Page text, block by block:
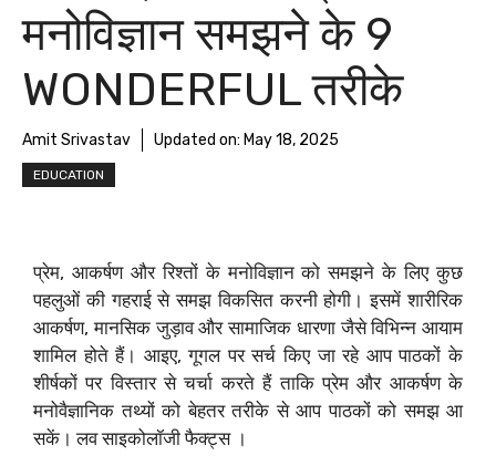
मनोविज्ञान समझने के 9
WONDERFUL तरीके
Amit Srivastav Updated on: May 18, 2025
EDUCATION
प्रेम, आकर्षण और रिश्तों के मनोविज्ञान को समझने के लिए कुछ
पहलुओं की गहराई से समझ विकसित करनी होगी। इसमें शारीरिक
आकर्षण, मानसिक जुड़ाव और सामाजिक धारणा जैसे विभिन्न आयाम
शामिल होते हैं। आइए, गूगल पर सर्च किए जा रहे आप पाठकों के
शीर्षकों पर विस्तार से चर्चा करते हैं ताकि प्रेम और आकर्षण के
मनोवैज्ञानिक तथ्यों को बेहतर तरीके से आप पाठकों को समझ आ
सकें। लव साइकोलॉजी फैक्ट्स ।